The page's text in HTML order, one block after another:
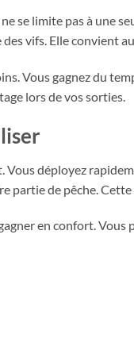
ne se limite pas à une
vifs. Elle convient
Vous gagnez du
lors de vos sorties.
déployez
partie de pêche.
en confort. Vous